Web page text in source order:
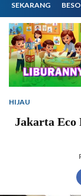
SEKARANG
HIJAU
Jakarta Eco